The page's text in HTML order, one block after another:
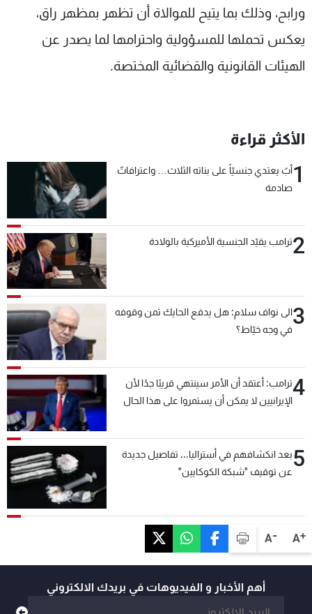
A+
A-
ورابح، وذلك بما يتيح للموالاة أن تظهر بمظهر راق،
يعكس تحملها للمسؤولية واحترامها لما يصدر عن
الهيئات القانونية والقضائية المختصة.
الأكثر قراءة
1أبٌ يعتدي جنسيّاً على بناته الثلاث… واعترافاتٌ
صادمة
2ترامب يقيّد الجنسية الأميركية بالولادة
3الى نواف سلام: هل يدفع الحايك ثمن وقوفه
في وجه خيّاط؟
4ترامب: أعتقد أن الأمر سينتهي قريبًا جدًا لأن
الإيرانيين لا يمكن أن يستمروا على هذا الحال
5بعد انكشافهم في أستراليا... تفاصيل جديدة
عن توقيف "شبكة الكوكايين"
أهم الأخبار و الفيديوهات في بريدك الالكتروني